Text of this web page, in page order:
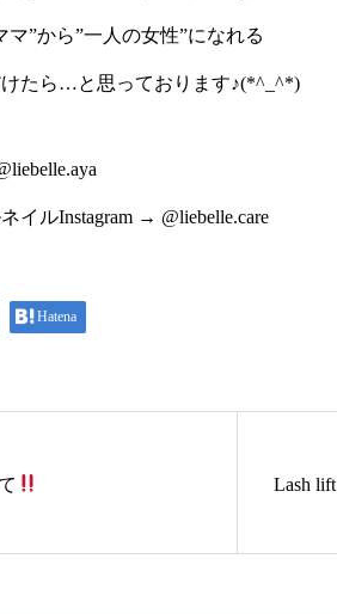
マ”から”一人の女性”になれる
たら…と思っております♪(*^_^*)
イルInstagram → @liebelle.care
Hatena
Lash lift